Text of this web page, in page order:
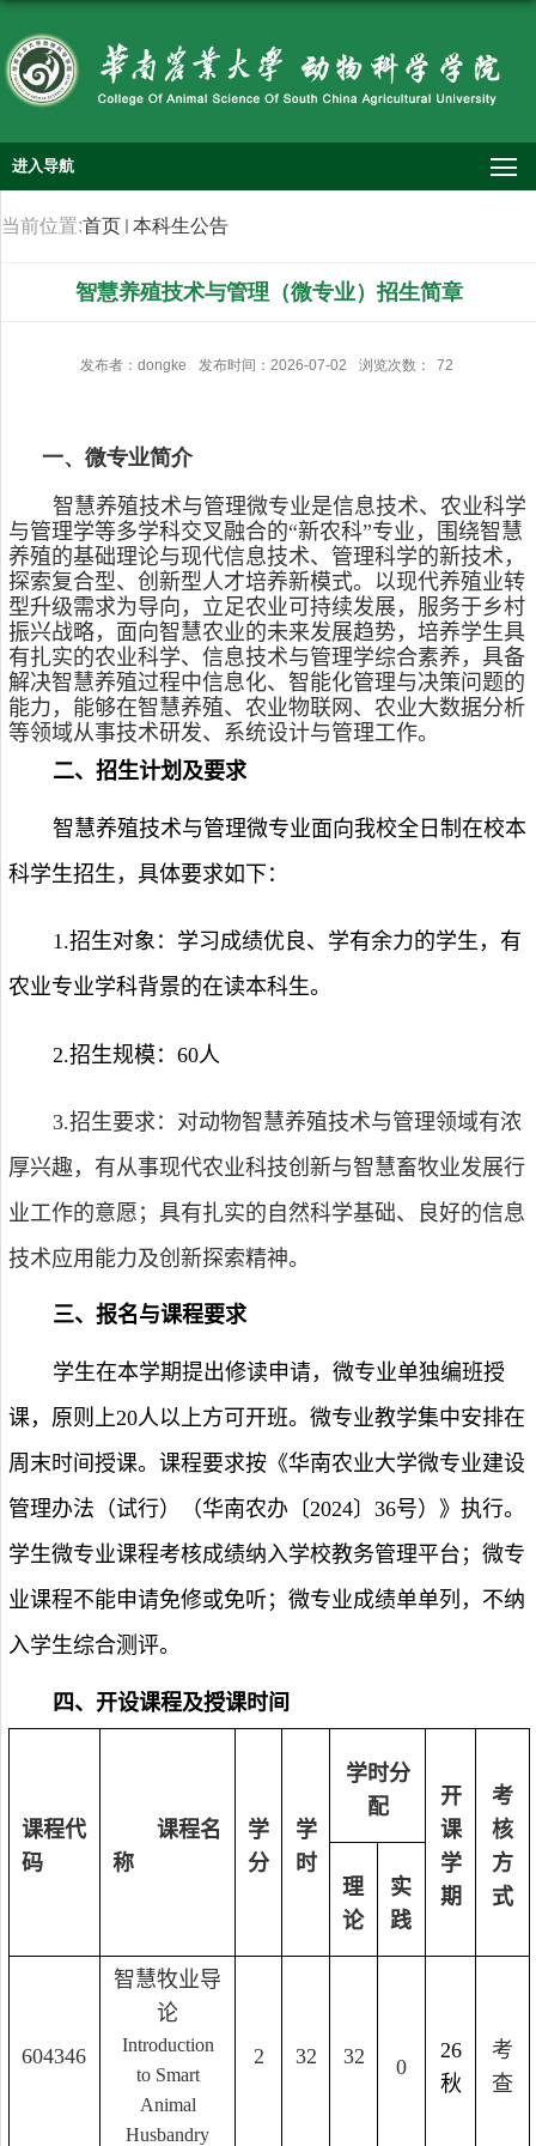
进入导航
当前位置:首页 本科生公告
智慧养殖技术与管理（微专业）招生简章
发布者：dongke 发布时间：2026-07-02 浏览次数： 72
一、微专业简介
智慧养殖技术与管理微专业是信息技术、农业科学
与管理学等多学科交叉融合的“新农科”专业，围绕智慧
养殖的基础理论与现代信息技术、管理科学的新技术，
探索复合型、创新型人才培养新模式。以现代养殖业转
型升级需求为导向，立足农业可持续发展，服务于乡村
振兴战略，面向智慧农业的未来发展趋势，培养学生具
有扎实的农业科学、信息技术与管理学综合素养，具备
解决智慧养殖过程中信息化、智能化管理与决策问题的
能力，能够在智慧养殖、农业物联网、农业大数据分析
等领域从事技术研发、系统设计与管理工作。
二、招生计划及要求
智慧养殖技术与管理微专业面向我校全日制在校本
科学生招生，具体要求如下：
1.招生对象：学习成绩优良、学有余力的学生，有
农业专业学科背景的在读本科生。
2.招生规模：60人
3.招生要求：对动物智慧养殖技术与管理领域有浓
厚兴趣，有从事现代农业科技创新与智慧畜牧业发展行
业工作的意愿；具有扎实的自然科学基础、良好的信息
技术应用能力及创新探索精神。
三、报名与课程要求
学生在本学期提出修读申请，微专业单独编班授
课，原则上20人以上方可开班。微专业教学集中安排在
周末时间授课。课程要求按《华南农业大学微专业建设
管理办法（试行）（华南农办〔2024〕 36号）》执行。
学生微专业课程考核成绩纳入学校教务管理平台；微专
业课程不能申请免修或免听；微专业成绩单单列，不纳
入学生综合测评。
四、开设课程及授课时间
课程代
码
课程名
称
学
分
学
时
学时分
配
开
课
学
期
考
核
方
式
理
论
实
践
604346
智慧牧业导
论
Introduction
to Smart
Animal
Husbandry
2 32 32 0
26
秋
考
查